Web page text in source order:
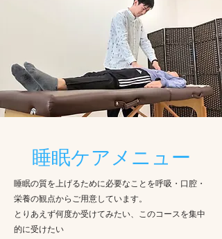
​睡眠ケアメニュー
睡眠の質を上げるために必要なことを呼吸・口腔・
栄養の観点からご用意しています。
とりあえず何度か受けてみたい、このコースを集中
的に受けたい